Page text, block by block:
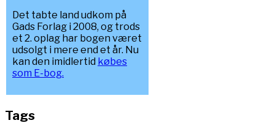
Det tabte land udkom på
Gads Forlag i 2008, og trods
et 2. oplag har bogen været
udsolgt i mere end et år. Nu
kan den imidlertid købes
som E-bog.
Tags